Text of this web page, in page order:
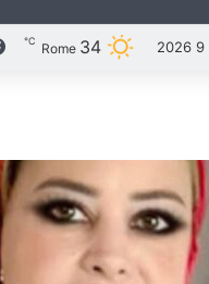
Rome 34
℃